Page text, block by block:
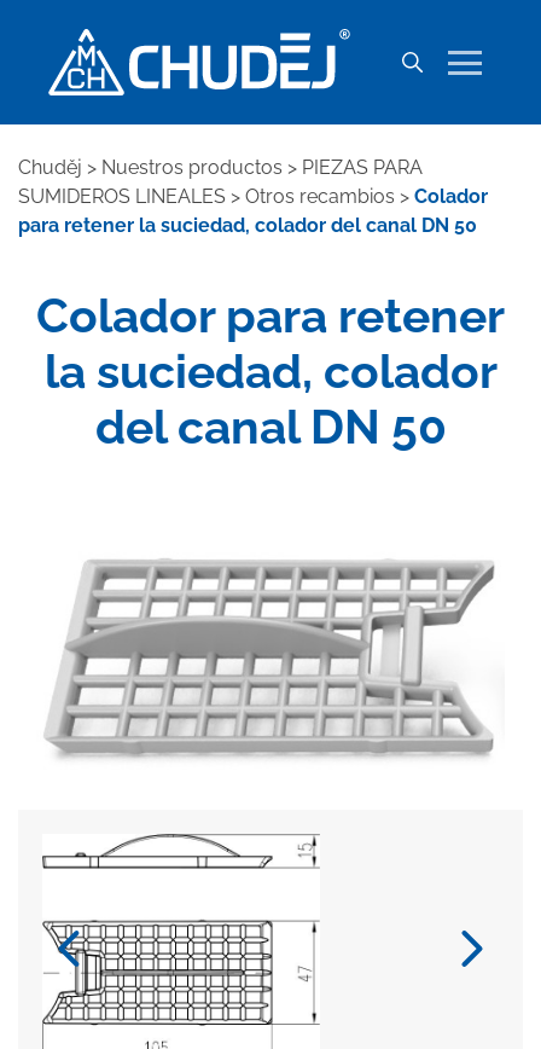
Chuděj > Nuestros productos > PIEZAS PARA
SUMIDEROS LINEALES > Otros recambios > Colador
para retener la suciedad, colador del canal DN 50
Colador para retener
la suciedad, colador
del canal DN 50